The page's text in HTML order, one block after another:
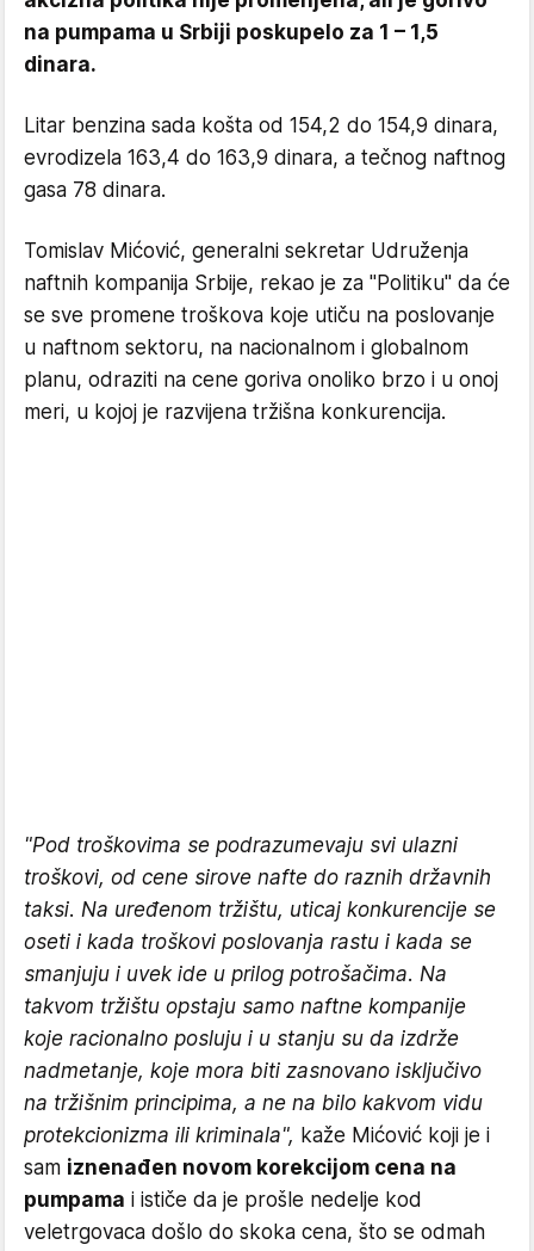
na pumpama u Srbiji poskupelo za 1 – 1,5
dinara.
Litar benzina sada košta od 154,2 do 154,9 dinara,
evrodizela 163,4 do 163,9 dinara, a tečnog naftnog
gasa 78 dinara.
Tomislav Mićović, generalni sekretar Udruženja
naftnih kompanija Srbije, rekao je za "Politiku" da će
se sve promene troškova koje utiču na poslovanje
u naftnom sektoru, na nacionalnom i globalnom
planu, odraziti na cene goriva onoliko brzo i u onoj
meri, u kojoj je razvijena tržišna konkurencija.
"Pod troškovima se podrazumevaju svi ulazni
troškovi, od cene sirove nafte do raznih državnih
taksi. Na uređenom tržištu, uticaj konkurencije se
oseti i kada troškovi poslovanja rastu i kada se
smanjuju i uvek ide u prilog potrošačima. Na
takvom tržištu opstaju samo naftne kompanije
koje racionalno posluju i u stanju su da izdrže
nadmetanje, koje mora biti zasnovano isključivo
na tržišnim principima, a ne na bilo kakvom vidu
protekcionizma ili kriminala", kaže Mićović koji je i
sam iznenađen novom korekcijom cena na
pumpama i ističe da je prošle nedelje kod
veletrgovaca došlo do skoka cena, što se odmah